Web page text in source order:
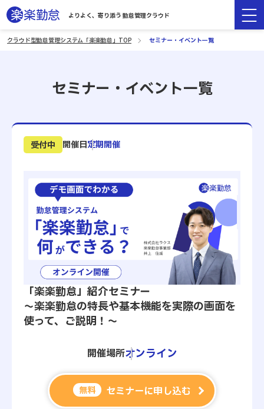
よりよく、寄り添う 勤怠管理クラウド
クラウド型勤怠管理システム「楽楽勤怠」TOP セミナー・イベント一覧
セミナー・イベント一覧
受付中 開催日定期開催
「楽楽勤怠」紹介セミナー
～楽楽勤怠の特長や基本機能を実際の画面を
使って、ご説明！～
開催場所オンライン
無料 セミナーに申し込む